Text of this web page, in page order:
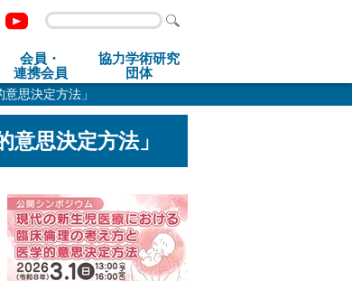
会員・
連携会員
協力学術研究
団体
思決定方法」
思決定方法」